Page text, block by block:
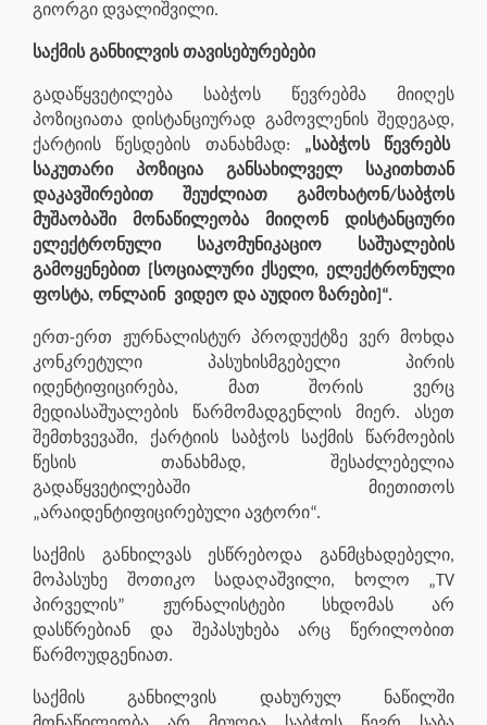
გიორგი დვალიშვილი.
საქმის განხილვის თავისებურებები
გადაწყვეტილება საბჭოს წევრებმა მიიღეს
პოზიციათა დისტანციურად გამოვლენის შედეგად,
ქარტიის წესდების თანახმად: „საბჭოს წევრებს
საკუთარი პოზიცია განსახილველ საკითხთან
დაკავშირებით შეუძლიათ გამოხატონ/საბჭოს
მუშაობაში მონაწილეობა მიიღონ დისტანციური
ელექტრონული საკომუნიკაციო საშუალების
გამოყენებით [სოციალური ქსელი, ელექტრონული
ფოსტა, ონლაინ ვიდეო და აუდიო ზარები]“.
ერთ-ერთ ჟურნალისტურ პროდუქტზე ვერ მოხდა
კონკრეტული პასუხისმგებელი პირის
იდენტიფიცირება, მათ შორის ვერც
მედიასაშუალების წარმომადგენლის მიერ. ასეთ
შემთხვევაში, ქარტიის საბჭოს საქმის წარმოების
წესის თანახმად, შესაძლებელია
გადაწყვეტილებაში მიეთითოს
„არაიდენტიფიცირებული ავტორი“.
საქმის განხილვას ესწრებოდა განმცხადებელი,
მოპასუხე შოთიკო სადაღაშვილი, ხოლო „TV
პირველის” ჟურნალისტები სხდომას არ
დასწრებიან და შეპასუხება არც წერილობით
წარმოუდგენიათ.
საქმის განხილვის დახურულ ნაწილში